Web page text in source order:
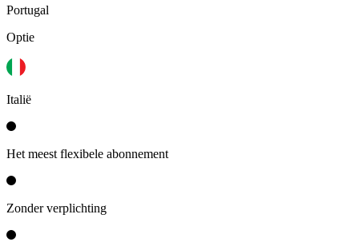
Portugal
Optie
Italië
Het meest flexibele abonnement
Zonder verplichting